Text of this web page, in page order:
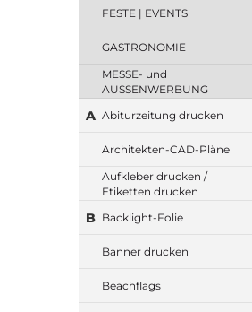
FESTE | EVENTS
GASTRONOMIE
MESSE- und
AUSSENWERBUNG
A Abiturzeitung drucken
Architekten-CAD-Pläne
Aufkleber drucken /
Etiketten drucken
B Backlight-Folie
Banner drucken
Beachflags